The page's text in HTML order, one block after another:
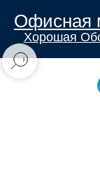
Офисная
Хорошая